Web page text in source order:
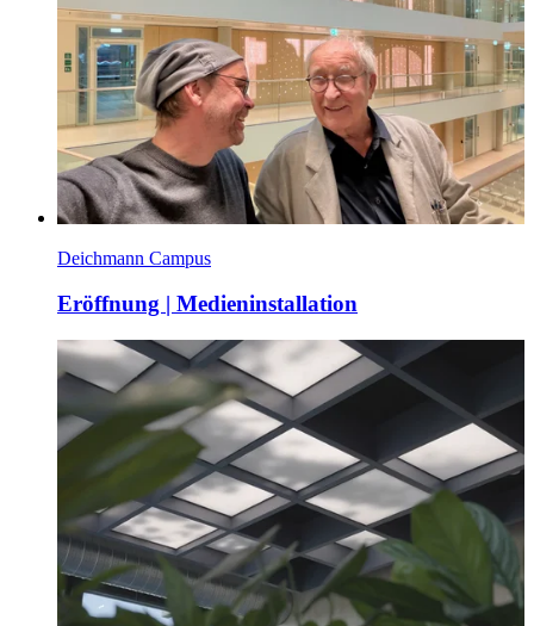
Deichmann Campus
Eröffnung | Medieninstallation